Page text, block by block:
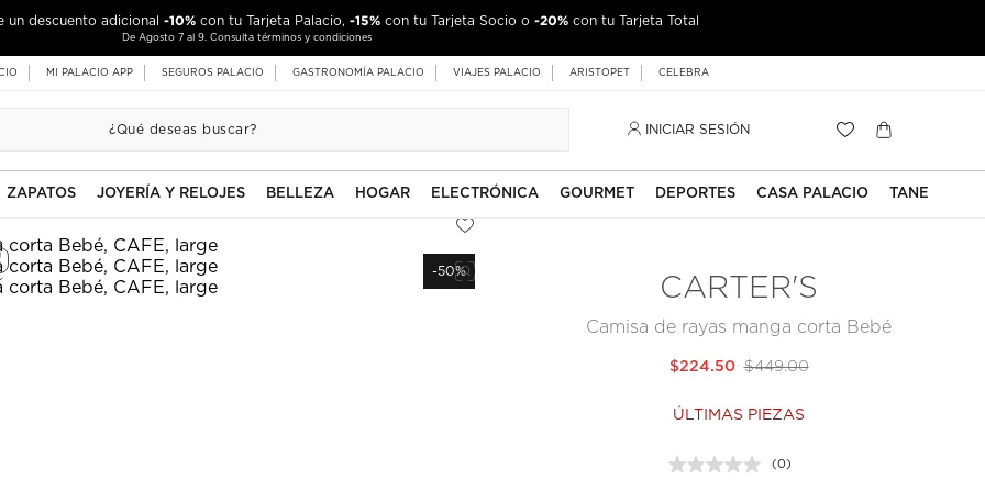
un descuento adicional -10% con tu Tarjeta Palacio, -15% con tu Tarjeta Socio o -20% con tu Tarjeta Total
De Agosto 7 al 9. Consulta términos y condiciones
MI PALACIO APP SEGUROS PALACIO GASTRONOMÍA PALACIO VIAJES PALACIO ARISTOPET CELEBRA
INICIAR SESIÓN
ZAPATOS JOYERÍA Y RELOJES BELLEZA HOGAR ELECTRÓNICA GOURMET DEPORTES CASA PALACIO TANE
-50%
CARTER'S
Camisa de rayas manga corta Bebé
$449.00
$224.50
ÚLTIMAS PIEZAS
Sin
(0)